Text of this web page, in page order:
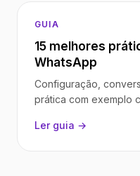
GUIA
15 melhores
WhatsApp
Configuração,
prática com exemplo
Ler guia →